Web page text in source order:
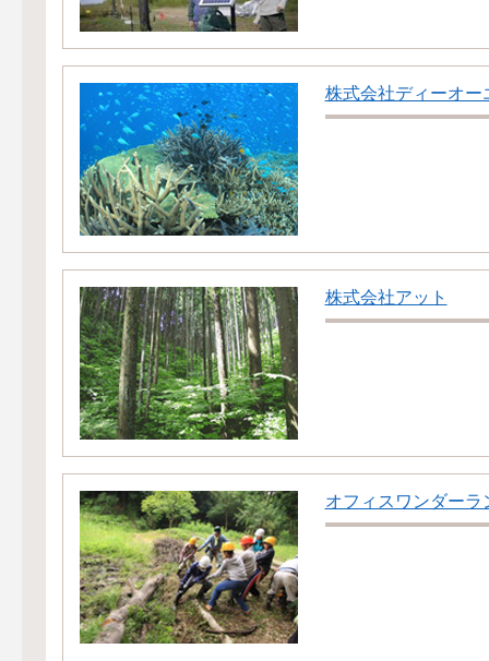
株式会社ディーオー
株式会社アット
オフィスワンダーラ